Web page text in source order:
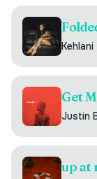
Kehlani
Get
Justin
up at